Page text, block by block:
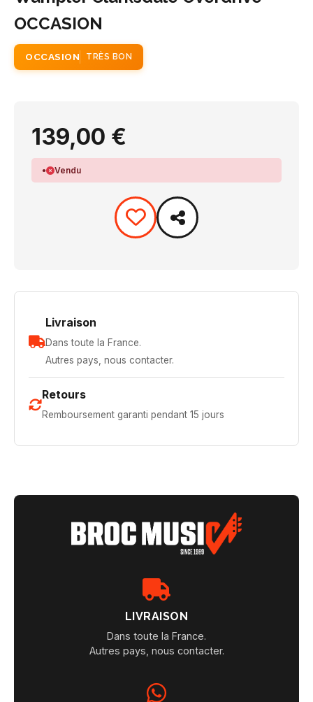
OCCASION
OCCASION TRÈS BON
139,00 €
Vendu
Livraison
Dans toute la France.
Autres pays, nous contacter.
Retours
Remboursement garanti pendant 15 jours
LIVRAISON
Dans toute la France.
Autres pays, nous contacter.